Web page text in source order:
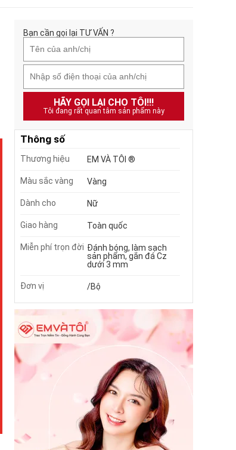
Bạn cần gọi lại TƯ VẤN ?
HÃY GỌI LẠI CHO TÔI!!!
Tôi đang rất quan tâm sản phẩm này
Thông số
Thương hiệu EM VÀ TÔI ®
Màu sắc vàng Vàng
Dành cho Nữ
Giao hàng Toàn quốc
Miễn phí trọn đời Đánh bóng, làm sạch
sản phẩm, gắn đá Cz
dưới 3 mm
Đơn vị /Bộ